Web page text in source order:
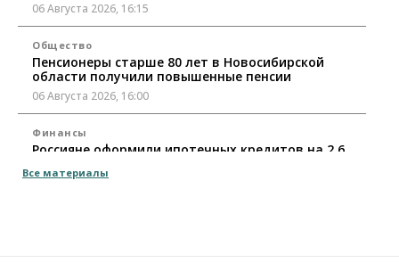
06 Августа 2026, 16:15
Общество
Пенсионеры старше 80 лет в Новосибирской
области получили повышенные пенсии
06 Августа 2026, 16:00
Финансы
Россияне оформили ипотечных кредитов на 2,6
06 Августа 2026, 15:53
Все материалы